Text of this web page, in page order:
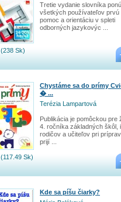
Tretie vydanie slovníka
všetkých používateľov prvú
pomoc a orientáciu v spleti
odborných jazykovýc ...
(238 Sk)
Chystáme sa do prímy
� ...
Terézia Lampartová
Publikácia je pomôckou pre
4. ročníka základných škôl,
rodičov a učiteľov pri
prijí ...
(117.49 Sk)
Kde sa píšu čiarky?